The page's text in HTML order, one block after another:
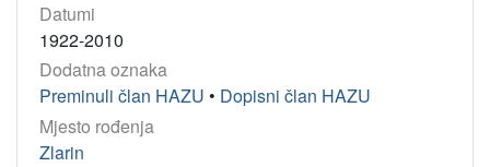
Datumi
1922-2010
Dodatna oznaka
Preminuli član HAZU • Dopisni član HAZU
Mjesto rođenja
Zlarin